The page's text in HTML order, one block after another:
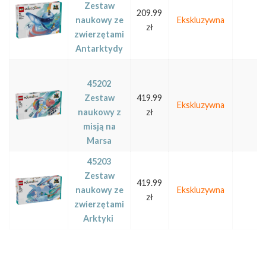
Zestaw
naukowy ze
zwierzętami
Antarktydy
209.99
zł
Ekskluzywna
45202
Zestaw
naukowy z
misją na
Marsa
419.99
zł
Ekskluzywna
45203
Zestaw
naukowy ze
zwierzętami
Arktyki
419.99
zł
Ekskluzywna